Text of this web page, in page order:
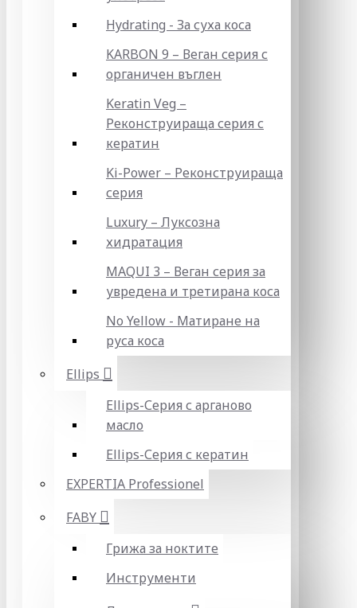
Hydrating - За суха коса
KARBON 9 – Веган серия с
органичен въглен
Keratin Veg –
Реконструираща серия с
кератин
Ki-Power – Реконструираща
серия
Luxury – Луксозна
хидратация
MAQUI 3 – Веган серия за
увредена и третирана коса
No Yellow - Матиране на
руса коса
Ellips
Ellips-Серия с арганово
масло
Ellips-Серия с кератин
EXPERTIA Professionel
FABY
Грижа за ноктите
Инструменти